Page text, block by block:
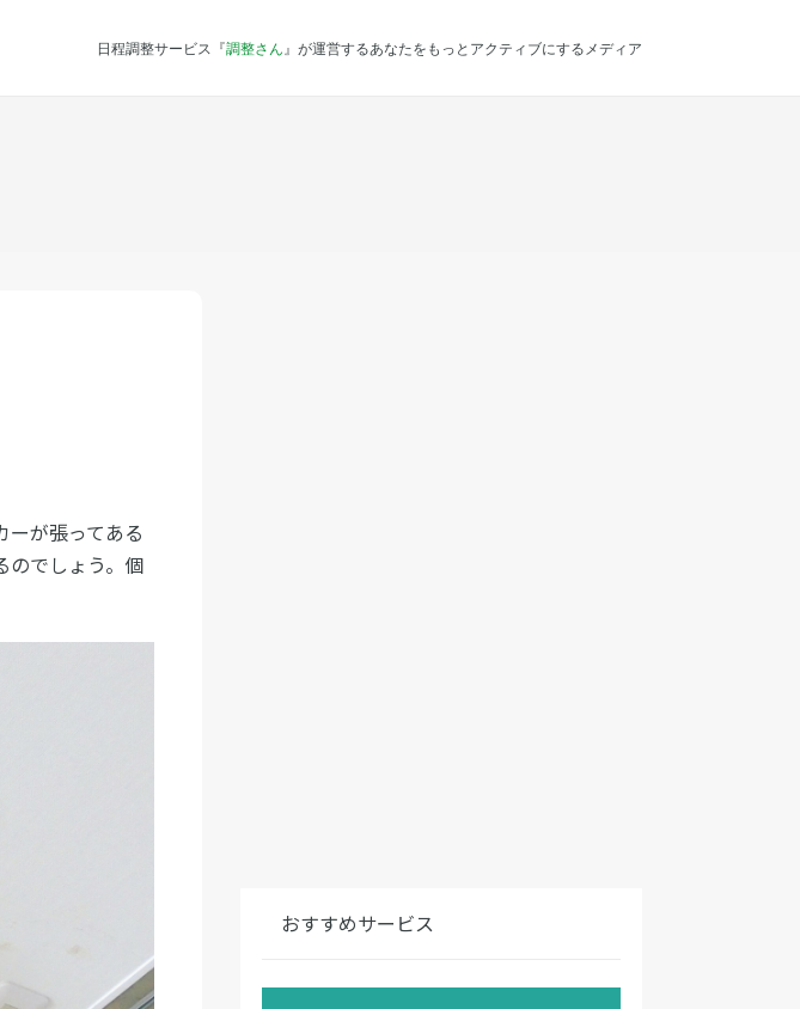
日程調整サービス『調整さん 』が運営するあなたをもっとアクティブにするメディア
ーが張ってある
のでしょう。個
おすすめサービス